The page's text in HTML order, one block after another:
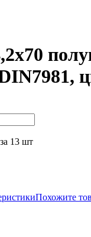
13 шт
Похожите